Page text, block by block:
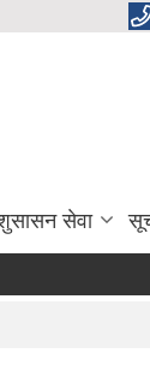
सेवा